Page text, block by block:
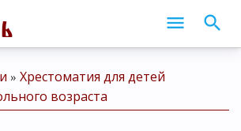
» Хрестоматия для детей
возраста